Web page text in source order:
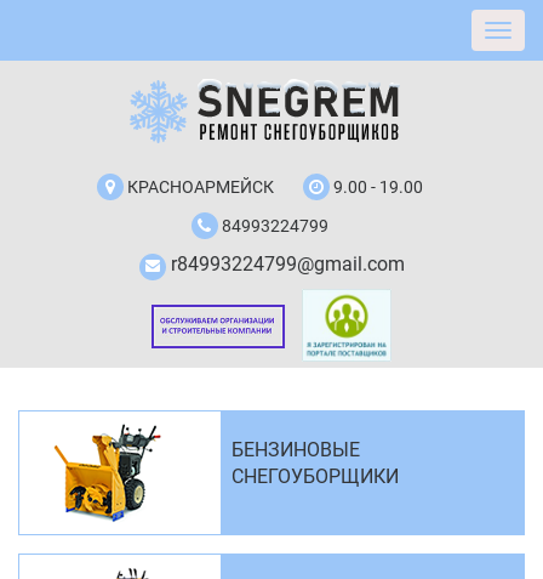
КРАСНОАРМЕЙСК
9.00 - 19.00
84993224799
r84993224799@gmail.com
БЕНЗИНОВЫЕ
СНЕГОУБОРЩИКИ